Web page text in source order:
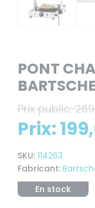
PONT
Prix public:
Prix:
SKU: 114263
Fabricant:
En stock